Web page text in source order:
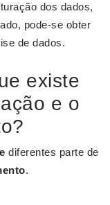
dos dados,
pode-se obter
de dados.
existe
e o
diferentes parte de
.